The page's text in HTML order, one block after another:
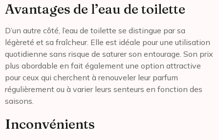
Avantages de l’eau de toilette
D’un autre côté, l’eau de toilette se distingue par sa
légèreté et sa fraîcheur. Elle est idéale pour une utilisation
quotidienne sans risque de saturer son entourage. Son prix
plus abordable en fait également une option attractive
pour ceux qui cherchent à renouveler leur parfum
régulièrement ou à varier leurs senteurs en fonction des
saisons.
Inconvénients